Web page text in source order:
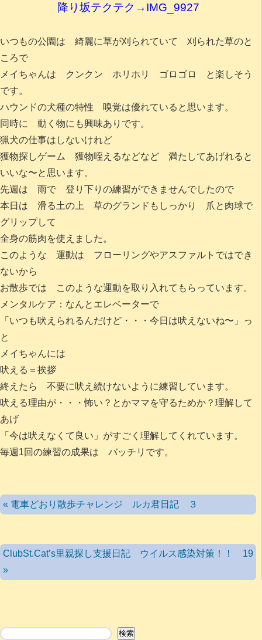
降り坂テクテク→IMG_9927
いつもの公園は 綺麗に草が刈られていて 刈られた草のと
ころで
メイちゃんは クンクン ホリホリ ゴロゴロ と楽しそう
です。
ハウンドの犬種の特性 嗅覚は優れていると思います。
同時に 動く物にも興味ありです。
猟犬の仕事はしないけれど
獲物探しゲーム 獲物咥えるなどなど 満たしてあげれると
いいな〜と思います。
先週は 雨で 登り下りの練習ができませんでしたので
本日は 滑る土の上 草のグランドもしっかり 爪と肉球で
グリップして
全身の筋肉を使えました。
このような 運動は フローリングやアスファルトではでき
ないから
お散歩では このような運動を取り入れてもらっています。
メンタルケア：なんとエレベーターで
「いつも吠えられるんだけど・・・今日は吠えないね〜」っ
と
メイちゃんには
吠える＝挨拶
終えたら 不要に吠え続けないように練習しています。
吠える理由が・・・怖い？とかママを守るためか？理解して
あげ
「今は吠えなくて良い」がすごく理解してくれています。
毎週1回の練習の成果は バッチリです。
« 電車どおり散歩チャレンジ ルカ君日記 ３
ClubSt.Cat’s里親探し支援日記 ウイルス感染対策！！ 19
»
検索 検索